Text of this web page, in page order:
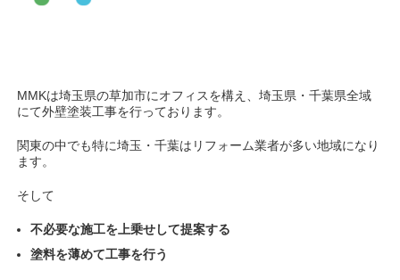
MMKは埼玉県の草加市にオフィスを構え、埼玉県・千葉県全域
にて外壁塗装工事を行っております。
関東の中でも特に埼玉・千葉はリフォーム業者が多い地域になり
ます。
そして
不必要な施工を上乗せして提案する
塗料を薄めて工事を行う